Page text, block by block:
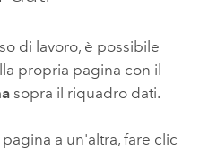
di lavoro, è possibile
propria pagina con il
sopra il riquadro dati.
a un'altra, fare clic